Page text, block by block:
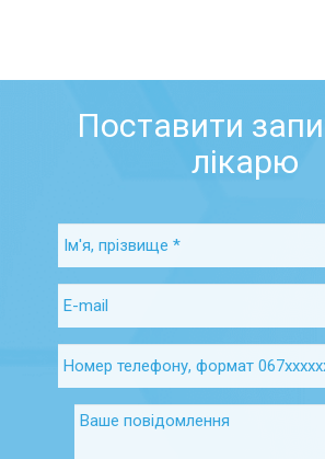
Поставити
лікарю